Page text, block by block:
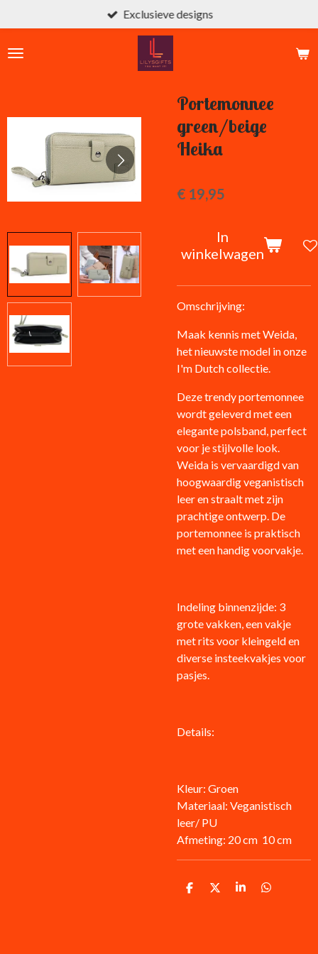
direct
naar
Exclusieve designs
Portemonnee
green/beige
Heika
€ 19,95
In
winkelwagen
Omschrijving:
Maak kennis met Weida,
het nieuwste model in onze
I'm Dutch collectie.
Deze trendy portemonnee
wordt geleverd met een
elegante polsband, perfect
voor je stijlvolle look.
Weida is vervaardigd van
hoogwaardig veganistisch
leer en straalt met zijn
prachtige ontwerp. De
portemonnee is praktisch
met een handig voorvakje.
Indeling binnenzijde: 3
grote vakken, een vakje
met rits voor kleingeld en
diverse insteekvakjes voor
pasjes.
Details:
Kleur: Groen
Materiaal: Veganistisch
leer/ PU
Afmeting: 20 cm 10 cm
D
D
S
D